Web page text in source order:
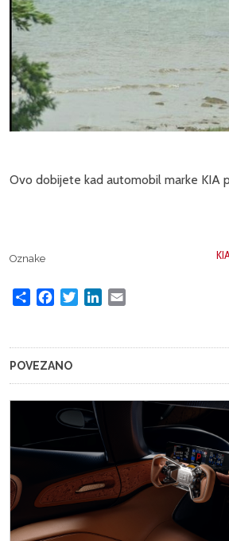
Ovo dobijete kad automobil marke KIA
Oznake
Share FacebookTwitterLinkedIn
POVEZANO